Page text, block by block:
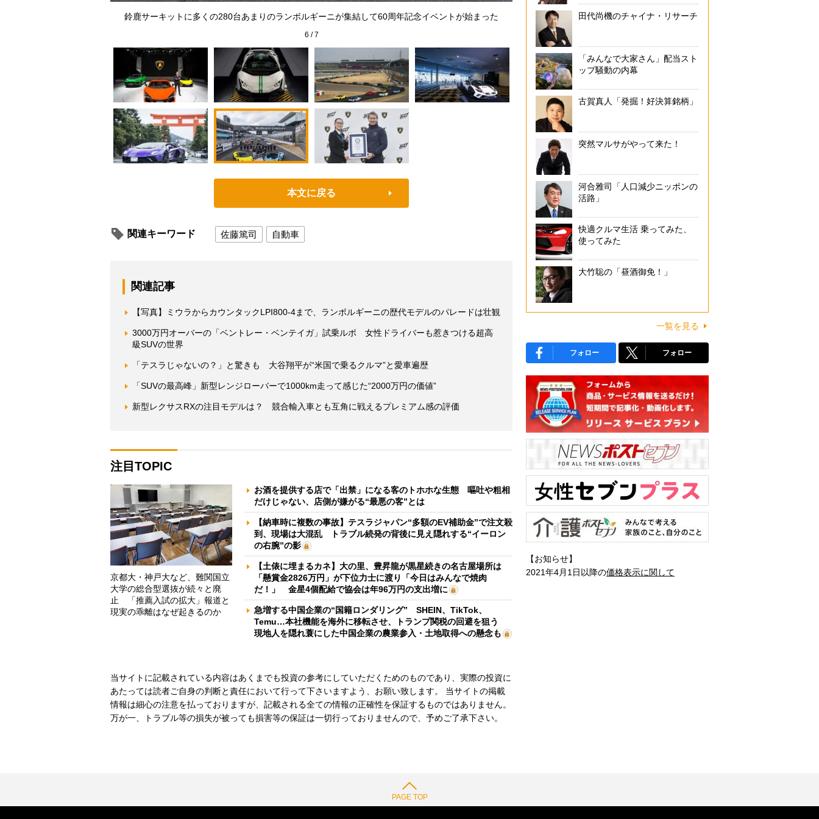
鈴鹿サーキットに多くの280台あまりのランボルギーニが集結して60周年記念イベントが始まった
ギネスワールド公式認定員の藤渕文香氏からギネス世界記録達成の認定書を受
ボルギーニの会長兼CEO、ステファン・ヴィンケルマン氏
6 /7
本文に戻る
関連キーワード 佐藤篤司 自動車
関連記事
【写真】ミウラからカウンタックLPI800-4まで、ランボルギーニの歴代モデルのパレードは壮観
3000万円オーバーの「ベントレー・ベンテイガ」試乗ルポ 女性ドライバーも惹きつける超高
級SUVの世界
「テスラじゃないの？」と驚きも 大谷翔平が“米国で乗るクルマ”と愛車遍歴
「SUVの最高峰」新型レンジローバーで1000km走って感じた“2000万円の価値”
新型レクサスRXの注目モデルは？ 競合輸入車とも互角に戦えるプレミアム感の評価
注目TOPIC
京都大・神戸大など、難関国立
大学の総合型選抜が続々と廃
止 「推薦入試の拡大」報道と
現実の乖離はなぜ起きるのか
お酒を提供する店で「出禁」になる客のトホホな生態 嘔吐や粗相
だけじゃない、店側が嫌がる“最悪の客”とは
【納車時に複数の事故】テスラジャパン“多額のEV補助金”で注文殺
到、現場は大混乱 トラブル続発の背後に見え隠れする“イーロン
の右腕”の影
【土俵に埋まるカネ】大の里、豊昇龍が黒星続きの名古屋場所は
「懸賞金2826万円」が下位力士に渡り「今日はみんなで焼肉
だ！」 金星4個配給で協会は年96万円の支出増に
急増する中国企業の“国籍ロンダリング” SHEIN、TikTok、
Temu…本社機能を海外に移転させ、トランプ関税の回避を狙う
現地人を隠れ蓑にした中国企業の農業参入・土地取得への懸念も
当サイトに記載されている内容はあくまでも投資の参考にしていただくためのものであり、実際の投資に
あたっては読者ご自身の判断と責任において行って下さいますよう、お願い致します。 当サイトの掲載
情報は細心の注意を払っておりますが、記載される全ての情報の正確性を保証するものではありません。
万が一、トラブル等の損失が被っても損害等の保証は一切行っておりませんので、予めご了承下さい。
田代尚機のチャイナ・リサーチ
「みんなで大家さん」配当スト
ップ騒動の内幕
古賀真人「発掘！好決算銘柄」
突然マルサがやって来た！
河合雅司「人口減少ニッポンの
活路」
快適クルマ生活 乗ってみた、
使ってみた
大竹聡の「昼酒御免！」
一覧を見る
フォロー フォロー
【お知らせ】
2021年4月1日以降の価格表示に関して
PAGE TOP